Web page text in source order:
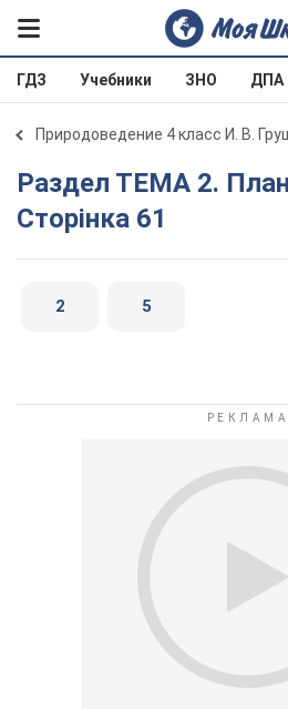
ГДЗ Учебники ЗНО ДПА
Природоведение 4 класс И. В.
Раздел ТЕМА 2. План і карта.
Сторінка 61
2 5